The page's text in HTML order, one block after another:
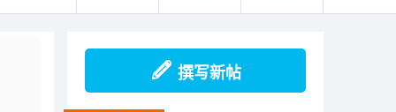
撰写新帖